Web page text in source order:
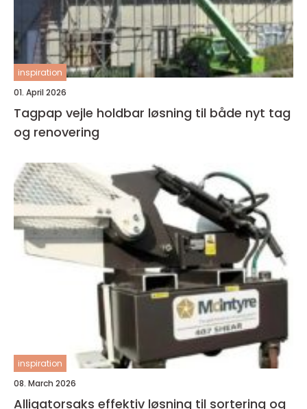
inspiration
01. April 2026
Tagpap vejle holdbar løsning til både nyt tag
og renovering
inspiration
08. March 2026
Alligatorsaks effektiv løsning til sortering og